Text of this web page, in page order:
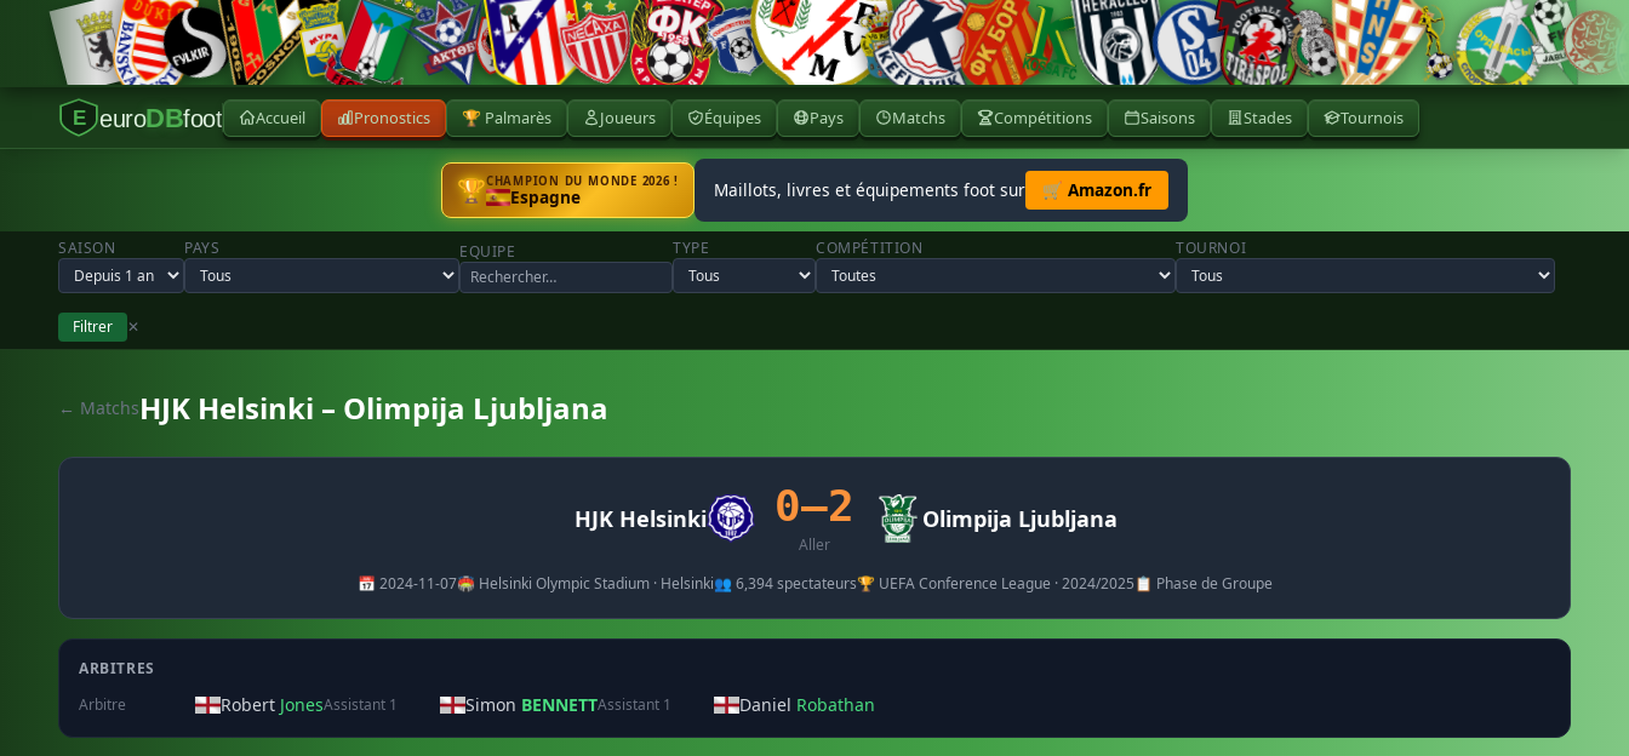
E euroDBfoot Accueil Pronostics 🏆 Palmarès Joueurs Équipes Pays Matchs Compétitions Saisons Stades Tournois
🏆CHAMPION DU MONDE 2026 !
Espagne Maillots, livres et équipements foot sur 🛒 Amazon.fr
SAISON PAYS EQUIPE TYPE COMPÉTITION TOURNOI
Filtrer ✕
← MatchsHJK Helsinki – Olimpija Ljubljana
HJK Helsinki 0–2
Aller
Olimpija Ljubljana
📅 2024-11-07🏟️ Helsinki Olympic Stadium · Helsinki👥 6,394 spectateurs🏆 UEFA Conference League · 2024/2025📋 Phase de Groupe
ARBITRES
Arbitre
Robert JonesAssistant 1 Simon BENNETTAssistant 1 Daniel Robathan